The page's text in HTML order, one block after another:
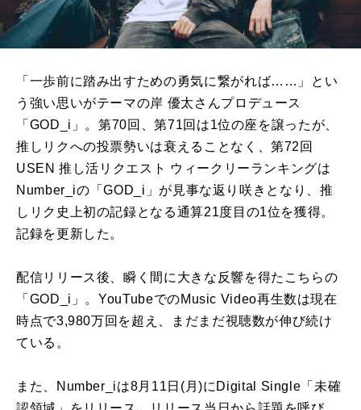
「一歩前に踏み出すための勇気に繋がれば……」とい
う強い思いがテーマの岸 優太さんプロデュース
「GOD_i」。第70回、第71回は1位の座を譲ったが、
推しリクへの投票勢いは衰えることなく、第72回
USEN 推し活リクエスト ウィークリーランキングは
Number_iの「GOD_i」が見事な返り咲きとなり、推
しリク史上初の記録となる通算21度目の1位を獲得。
記録を更新した。
配信リリース後、瞬く間に大きな反響を得たこちらの
「GOD_i」。YouTubeでのMusic Video再生数は現在
時点で3,980万回を超え、まだまだ視聴数が伸び続け
ている。
また、Number_iは8月11日(月)にDigital Single「未確